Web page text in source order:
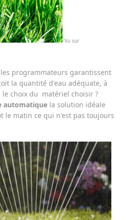
Vu sur
programmateurs garantissent
la quantité d'eau adéquate, à
choix du matériel choisir ?
automatiquela solution idéale
le matin ce qui n'est pas toujours